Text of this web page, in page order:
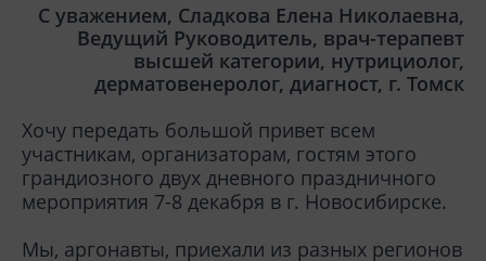
С уважением, Сладкова Елена Николаевна,
Ведущий Руководитель, врач-терапевт
высшей категории, нутрициолог,
дерматовенеролог, диагност, г. Томск
Хочу передать большой привет всем
участникам, организаторам, гостям этого
грандиозного двух дневного праздничного
мероприятия 7-8 декабря в г. Новосибирске.
Мы, аргонавты, приехали из разных регионов